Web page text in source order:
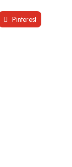
Pinterest